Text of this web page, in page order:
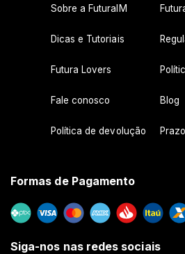
Sobre a FuturaIM
Dicas e Tutoriais
Futura Lovers
Fale conosco Blog
Política de devolução
Formas de Pagamento
Siga-nos nas redes sociais